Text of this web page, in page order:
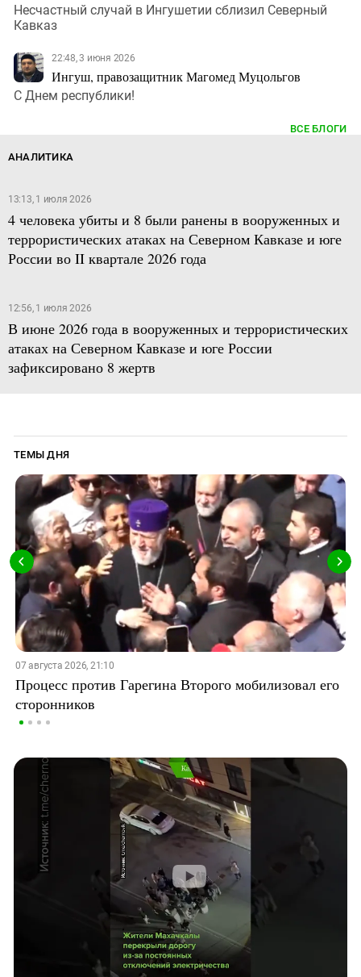
Несчастный случай в Ингушетии сблизил Северный
Кавказ
22:48, 3 июня 2026
Ингуш, правозащитник Магомед Муцольгов
С Днем республики!
ВСЕ БЛОГИ
АНАЛИТИКА
13:13, 1 июля 2026
4 человека убиты и 8 были ранены в вооруженных и
террористических атаках на Северном Кавказе и юге
России во II квартале 2026 года
12:56, 1 июля 2026
В июне 2026 года в вооруженных и террористических
атаках на Северном Кавказе и юге России
зафиксировано 8 жертв
ТЕМЫ ДНЯ
07 августа 2026, 21:10
Процесс против Гарегина Второго мобилизовал его
сторонников